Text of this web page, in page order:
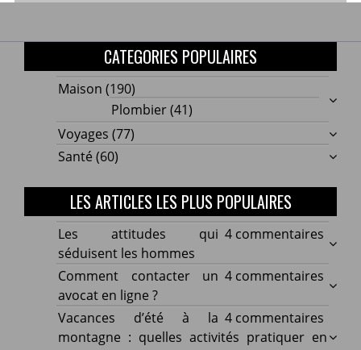
CATEGORIES POPULAIRES
Maison (190)
Plombier(41)
Voyages (77)
Santé (60)
LES ARTICLES LES PLUS POPULAIRES
4 commentaires
Les
qui
Les attitudes qui
séduisent les hommes
4 commentaires
un
Comment contacter un
avocat en ligne ?
4 commentaires
Vacances d’été à la
montagne : quelles activités pratiquer en